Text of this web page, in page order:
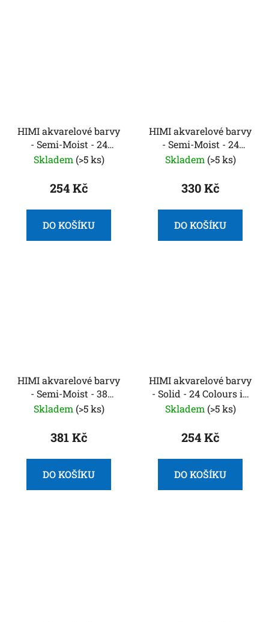
HIMI akvarelové barvy
- Semi-Moist - 24
Colours in Pans
Skladem (>5 ks)
254 Kč
DO KOŠÍKU
HIMI akvarelové barvy
- Semi-Moist - 24
Colours in Pans
Edition)
Skladem (>5 ks)
330 Kč
DO KOŠÍKU
HIMI akvarelové barvy
- Semi-Moist - 38
Colours in Pans (Green
Skladem (>5 ks)
381 Kč
DO KOŠÍKU
HIMI akvarelové barvy
- Solid - 24 Colours in
Pans (Pink Edition)
Skladem (>5 ks)
254 Kč
DO KOŠÍKU